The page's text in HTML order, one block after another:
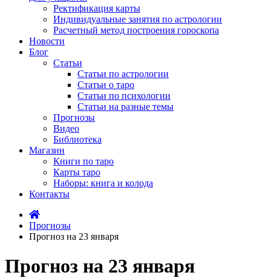
Ректификация карты
Индивидуальные занятия по астрологии
Расчетный метод построения гороскопа
Новости
Блог
Статьи
Статьи по астрологии
Статьи о таро
Статьи по психологии
Статьи на разные темы
Прогнозы
Видео
Библиотека
Магазин
Книги по таро
Карты таро
Наборы: книга и колода
Контакты
Прогнозы
Прогноз на 23 января
Прогноз на 23 января